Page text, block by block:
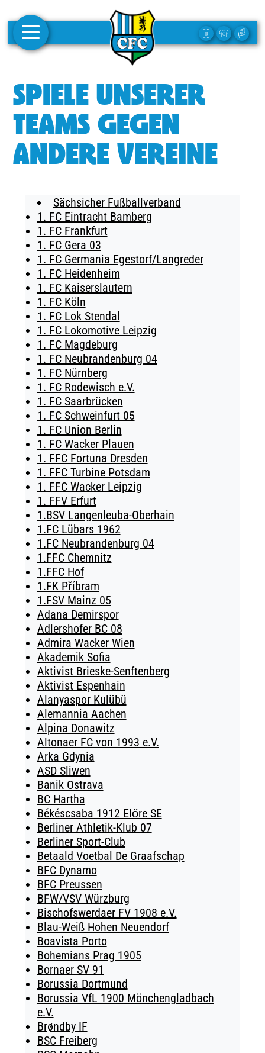
1. MANNSCHAFT
FRAUEN
CAMPUS
CLUBMITGLIEDSCHAFT
BUSINESS
SÜDKURVE
TICKETING
SPIELE UNSERER
TEAMS GEGEN
ANDERE VEREINE
Sächsicher Fußballverband
1. FC Eintracht Bamberg
1. FC Frankfurt
1. FC Gera 03
1. FC Germania Egestorf/Langreder
1. FC Heidenheim
1. FC Kaiserslautern
1. FC Köln
1. FC Lok Stendal
1. FC Lokomotive Leipzig
1. FC Magdeburg
1. FC Neubrandenburg 04
1. FC Nürnberg
1. FC Rodewisch e.V.
1. FC Saarbrücken
1. FC Schweinfurt 05
1. FC Union Berlin
1. FC Wacker Plauen
1. FFC Fortuna Dresden
1. FFC Turbine Potsdam
1. FFC Wacker Leipzig
1. FFV Erfurt
1.BSV Langenleuba-Oberhain
1.FC Lübars 1962
1.FC Neubrandenburg 04
1.FFC Chemnitz
1.FFC Hof
1.FK Příbram
1.FSV Mainz 05
Adana Demirspor
Adlershofer BC 08
Admira Wacker Wien
Akademik Sofia
Aktivist Brieske-Senftenberg
Aktivist Espenhain
Alanyaspor Kulübü
Alemannia Aachen
Alpina Donawitz
Altonaer FC von 1993 e.V.
Arka Gdynia
ASD Sliwen
Banik Ostrava
BC Hartha
Békéscsaba 1912 Előre SE
Berliner Athletik-Klub 07
Berliner Sport-Club
Betaald Voetbal De Graafschap
BFC Dynamo
BFC Preussen
BFW/VSV Würzburg
Bischofswerdaer FV 1908 e.V.
Blau-Weiß Hohen Neuendorf
Boavista Porto
Bohemians Prag 1905
Bornaer SV 91
Borussia Dortmund
Borussia VfL 1900 Mönchengladbach
e.V.
Brøndby IF
BSC Freiberg